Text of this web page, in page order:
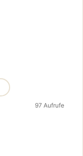
97 Aufrufe